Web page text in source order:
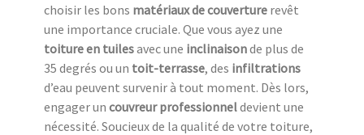
choisir les bons matériaux de couverture revêt
une importance cruciale. Que vous ayez une
toiture en tuilesavec une inclinaisonde plus de
35 degrés ou un toit-terrasse, des infiltrations
d’eau peuvent survenir à tout moment. Dès lors,
engager un couvreur professionneldevient une
nécessité. Soucieux de la qualité de votre toiture,